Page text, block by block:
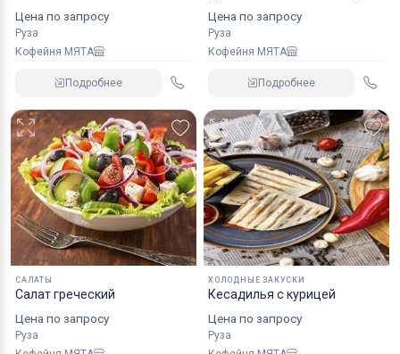
Цена по запросу
Руза
Кофейня МЯТА
Подробнее
Цена по запросу
Руза
Кофейня МЯТА
Подробнее
САЛАТЫ
Салат греческий
Цена по запросу
Руза
ХОЛОДНЫЕ ЗАКУСКИ
Кесадилья с курицей
Цена по запросу
Руза